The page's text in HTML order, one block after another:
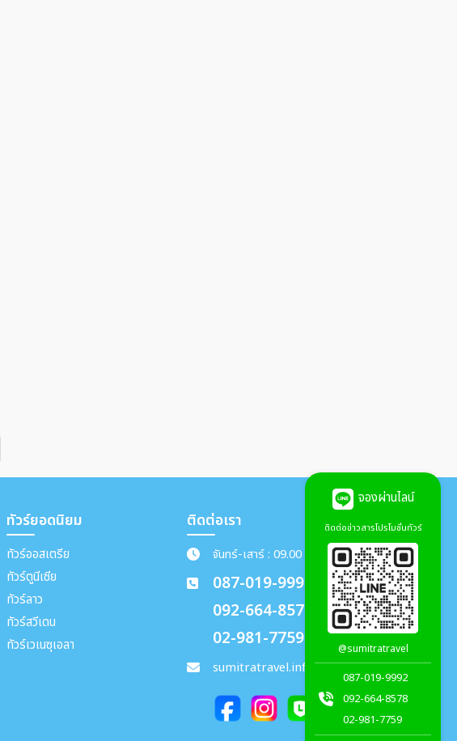
ทัวร์ยอดนิยม
ทัวร์ออสเตรีย
ทัวร์ตูนีเซีย
ทัวร์ลาว
ทัวร์สวีเดน
ทัวร์เวเนซุเอลา
ติดต่อเรา
จันทร์-เสาร์ : 09.00 - 18.00 น.
087-019-9992
092-664-8578
02-981-7759
sumitratravel.info@gmail.com
จองผ่านไลน์
ติดต่อข่าวสารโปรโมชั่นทัวร์
@sumitratravel
087-019-9992
092-664-8578
02-981-7759